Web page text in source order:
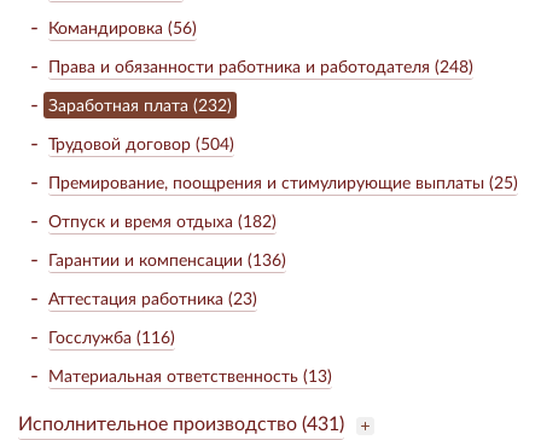
Командировка (56)
Права и обязанности работника и работодателя (248)
Заработная плата (232)
Трудовой договор (504)
Премирование, поощрения и стимулирующие выплаты (25)
Отпуск и время отдыха (182)
Гарантии и компенсации (136)
Аттестация работника (23)
Госслужба (116)
Материальная ответственность (13)
Исполнительное производство (431)